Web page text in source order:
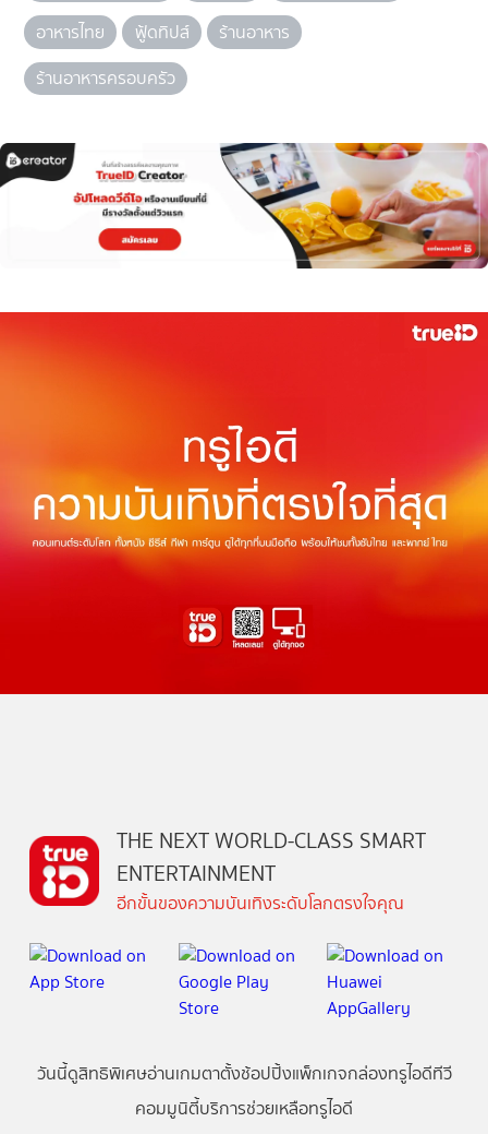
อาหารไทย
ฟู้ดทิปส์
ร้านอาหาร
ร้านอาหารครอบครัว
THE NEXT WORLD-CLASS SMART
ENTERTAINMENT
อีกขั้นของความบันเทิงระดับโลกตรงใจคุณ
วันนี้ดูสิทธิพิเศษอ่านเกมตาตั้งช้อปปิ้งแพ็กเกจกล่องทรูไอดีทีวี
คอมมูนิตี้บริการช่วยเหลือทรูไอดี